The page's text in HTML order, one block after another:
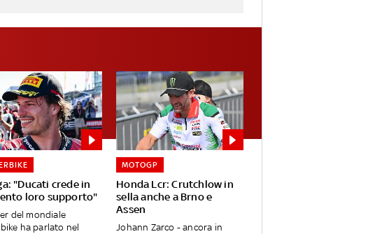
"Ducati crede in
loro supporto"
del mondiale
ha parlato nel
Honda Lcr: Crutchlow in
sella anche a Brno e
Assen
MOTOGP
Johann Zarco - ancora in